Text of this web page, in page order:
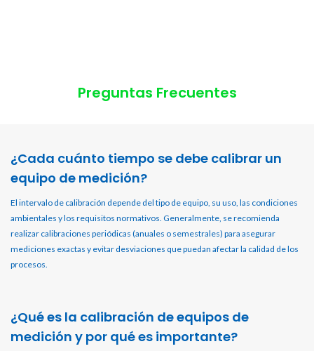
Preguntas Frecuentes
¿Cada cuánto tiempo se debe calibrar un
equipo de medición?
El intervalo de calibración depende del tipo de equipo, su uso, las condiciones
ambientales y los requisitos normativos. Generalmente, se recomienda
realizar calibraciones periódicas (anuales o semestrales) para asegurar
mediciones exactas y evitar desviaciones que puedan afectar la calidad de los
procesos.
¿Qué es la calibración de equipos de
medición y por qué es importante?